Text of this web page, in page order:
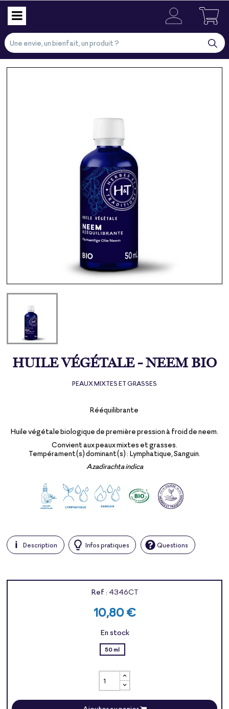
HUILE VÉGÉTALE - NEEM BIO
PEAUX MIXTES ET GRASSES
Rééquilibrante
Huile végétale biologique de première pression à froid de neem.
Convient aux peaux mixtes et grasses.
Tempérament(s) dominant(s) : Lymphatique, Sanguin.
Azadirachta indica
Description Infos pratiques Questions
Ref : 4346CT
10,80 €
En stock
50 ml